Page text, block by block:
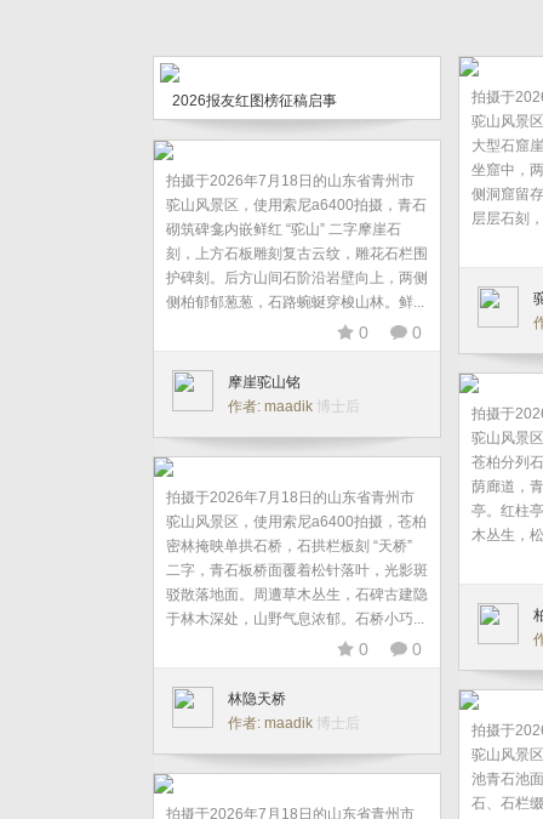
2026报友红图榜征稿启事
拍摄于
驼山风景
大型石窟
坐窟中，
侧洞窟留
层层石刻
拍摄于2026年7月18日的山东省青州市
驼山风景区，使用索尼a6400拍摄，青石
砌筑碑龛内嵌鲜红 “驼山” 二字摩崖石
刻，上方石板雕刻复古云纹，雕花石栏围
护碑刻。后方山间石阶沿岩壁向上，两侧
侧柏郁郁葱葱，石路蜿蜒穿梭山林。鲜...
0 0
摩崖驼山铭
作者: maadik
博士后
拍摄于
驼山风景
苍柏分列
荫廊道，
亭。红柱
木丛生，
拍摄于2026年7月18日的山东省青州市
驼山风景区，使用索尼a6400拍摄，苍柏
密林掩映单拱石桥，石拱栏板刻 “天桥”
二字，青石板桥面覆着松针落叶，光影斑
驳散落地面。周遭草木丛生，石碑古建隐
于林木深处，山野气息浓郁。石桥小巧...
0 0
林隐天桥
作者: maadik
博士后
拍摄于
驼山风景
池青石池
石、石栏
拍摄于2026年7月18日的山东省青州市